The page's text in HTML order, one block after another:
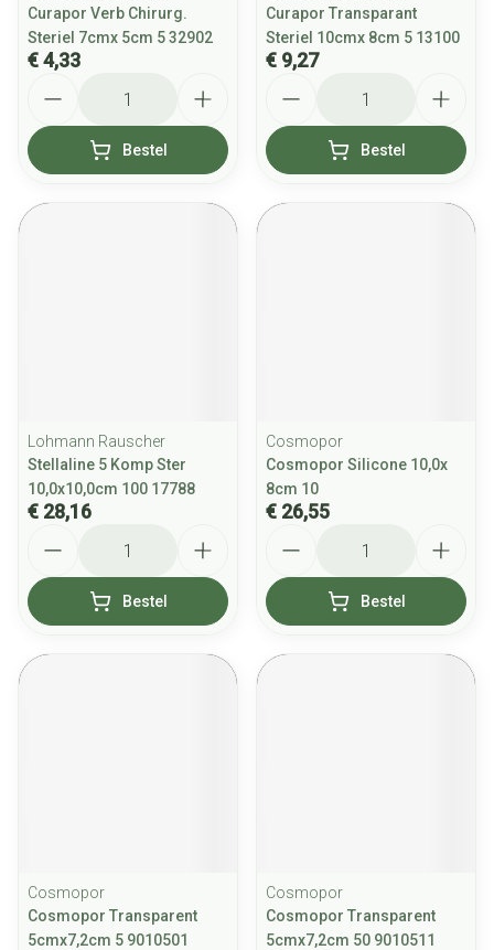
Curapor Verb Chirurg.
Steriel 7cmx 5cm 5 32902
€ 4,33
Bestel
Curapor Transparant
Steriel 10cmx 8cm 5 13100
€ 9,27
Bestel
Lohmann Rauscher
Stellaline 5 Komp Ster
10,0x10,0cm 100 17788
€ 28,16
Bestel
Cosmopor
Cosmopor Silicone 10,0x
8cm 10
€ 26,55
Bestel
Cosmopor
Cosmopor Transparent
5cmx7,2cm 5 9010501
Cosmopor
Cosmopor Transparent
5cmx7,2cm 50 9010511